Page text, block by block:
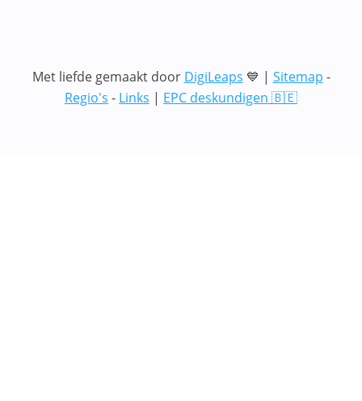
Met liefde gemaakt door DigiLeaps 💙 | Sitemap -
Regio's - Links | EPC deskundigen 🇧🇪